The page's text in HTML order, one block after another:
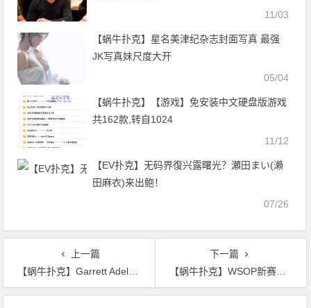
11/03
【蜗牛扑克】星名美津纪杂志封面写真 最强
JK写真妹尺度大开
05/04
【蜗牛扑克】【游戏】免安装中文硬盘版游戏
共162款,转自1024
11/12
【EV扑克】无码界復兴露曙光？瀬田まい(瀨
田麻衣)来出鲍！
07/26
上一篇
【蜗牛扑克】Garrett Adelstein个人大赞Phil Ivey！
下一篇
【蜗牛扑克】WSOP新赛况：Shaun Deeb收获第5条手链 扬言要超越Phil Hellmuth